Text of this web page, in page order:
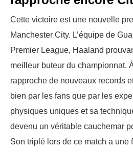
Cette victoire est une nouvelle
Manchester City. L’équipe de
Premier League, Haaland
meilleur buteur du championnat.
rapproche de nouveaux records
bien par les fans que par les
physiques uniques et sa
devenu un véritable cauchemar
Son triplé lors de ce match a une